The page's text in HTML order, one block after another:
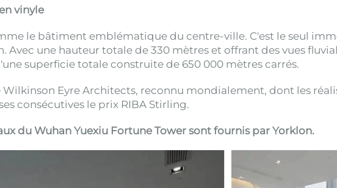
vinyle
le bâtiment emblématique du centre-ville. C'est le seul
Avec une hauteur totale de 330 mètres et offrant des vues
superficie totale construite de 650 000 mètres carrés.
Eyre Architects, reconnu mondialement, dont les
consécutives le prix RIBA Stirling.
du Wuhan Yuexiu Fortune Tower sont fournis par Yorklon.